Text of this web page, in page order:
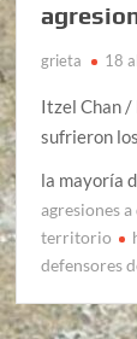
grieta 18
Itzel Chan /
sufrieron
la mayoría
agresiones
territorio
defensores